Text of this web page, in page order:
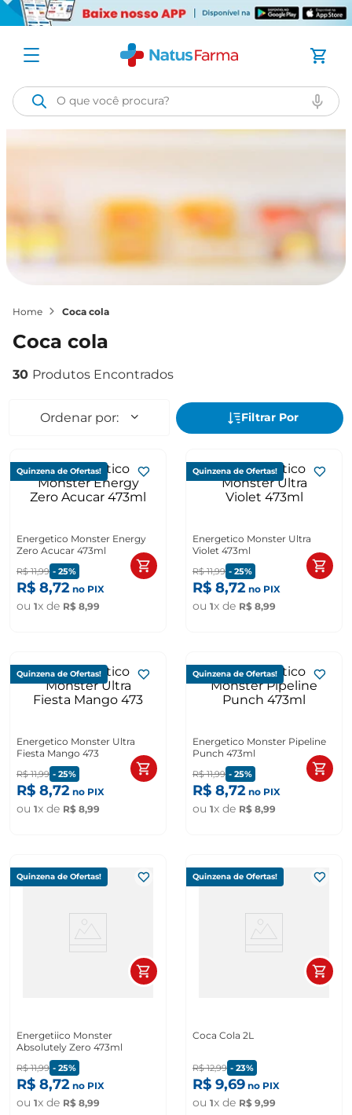
O que você procura?
coca cola
coca cola
30
Quinzena de Ofertas!
Energetico Monster Energy
Zero Acucar 473ml
R$ 11,99 - 25%
R$ 8,72 no PIX
ou 1x de R$ 8,99
Quinzena de Ofertas!
Energetico Monster Ultra
Violet 473ml
R$ 11,99 - 25%
R$ 8,72 no PIX
ou 1x de R$ 8,99
Quinzena de Ofertas!
Energetico Monster Ultra
Fiesta Mango 473
R$ 11,99 - 25%
R$ 8,72 no PIX
ou 1x de R$ 8,99
Quinzena de Ofertas!
Energetico Monster Pipeline
Punch 473ml
R$ 11,99 - 25%
R$ 8,72 no PIX
ou 1x de R$ 8,99
Quinzena de Ofertas!
Energetiico Monster
Absolutely Zero 473ml
R$ 11,99 - 25%
R$ 8,72 no PIX
ou 1x de R$ 8,99
Quinzena de Ofertas!
Coca Cola 2L
R$ 12,99 - 23%
R$ 9,69 no PIX
ou 1x de R$ 9,99